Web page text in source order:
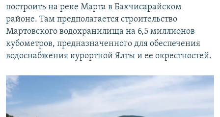
построить на реке Марта в Бахчисарайском
районе. Там предполагается строительство
Мартовского водохранилища на 6,5 миллионов
кубометров, предназначенного для обеспечения
водоснабжения курортной Ялты и ее окрестностей.